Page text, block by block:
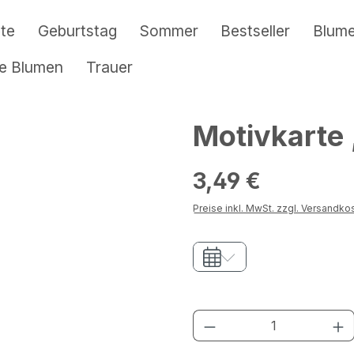
Geburtstag Sommer Bestseller
Blumen
Trauer
Motivkarte
Regulärer Preis:
3,49 €
Preise inkl. MwSt. zzgl.
Produkt Anzahl: